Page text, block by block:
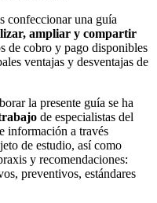
confeccionar una guía
ampliar y compartir
de cobro y pago disponibles
ventajas y desventajas de
la presente guía se ha
de especialistas del
información a través
de estudio, así como
y recomendaciones:
preventivos, estándares